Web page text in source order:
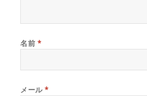
名前 *
メール*